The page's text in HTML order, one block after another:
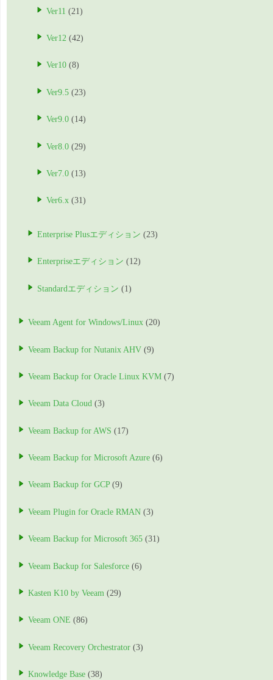
Ver11 (21)
Ver12 (42)
Ver10 (8)
Ver9.5 (23)
Ver9.0 (14)
Ver8.0 (29)
Ver7.0 (13)
Ver6.x (31)
Enterprise Plusエディション (23)
Enterpriseエディション (12)
Standardエディション (1)
Veeam Agent for Windows/Linux (20)
Veeam Backup for Nutanix AHV (9)
Veeam Backup for Oracle Linux KVM (7)
Veeam Data Cloud (3)
Veeam Backup for AWS (17)
Veeam Backup for Microsoft Azure (6)
Veeam Backup for GCP(9)
Veeam Plugin for Oracle RMAN (3)
Veeam Backup for Microsoft 365 (31)
Veeam Backup for Salesforce (6)
Kasten K10 by Veeam (29)
Veeam ONE (86)
Veeam Recovery Orchestrator (3)
Knowledge Base (38)